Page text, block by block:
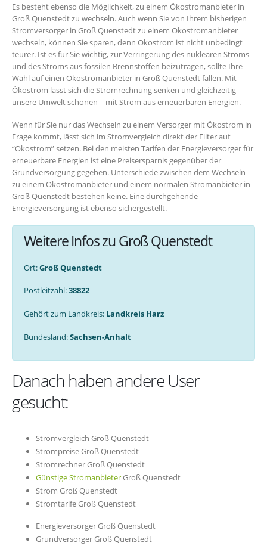
Es besteht ebenso die Möglichkeit, zu einem Ökostromanbieter in
Groß Quenstedt zu wechseln. Auch wenn Sie von Ihrem bisherigen
Stromversorger in Groß Quenstedt zu einem Ökostromanbieter
wechseln, können Sie sparen, denn Ökostrom ist nicht unbedingt
teurer. Ist es für Sie wichtig, zur Verringerung des nuklearen Stroms
und des Stroms aus fossilen Brennstoffen beizutragen, sollte Ihre
Wahl auf einen Ökostromanbieter in Groß Quenstedt fallen. Mit
Ökostrom lässt sich die Stromrechnung senken und gleichzeitig
unsere Umwelt schonen – mit Strom aus erneuerbaren Energien.
Wenn für Sie nur das Wechseln zu einem Versorger mit Ökostrom in
Frage kommt, lässt sich im Stromvergleich direkt der Filter auf
“Ökostrom” setzen. Bei den meisten Tarifen der Energieversorger für
erneuerbare Energien ist eine Preisersparnis gegenüber der
Grundversorgung gegeben. Unterschiede zwischen dem Wechseln
zu einem Ökostromanbieter und einem normalen Stromanbieter in
Groß Quenstedt bestehen keine. Eine durchgehende
Energieversorgung ist ebenso sichergestellt.
Weitere Infos zu Groß Quenstedt
Ort:Groß Quenstedt
Postleitzahl:38822
Gehört zum Landkreis: Landkreis Harz
Bundesland:Sachsen-Anhalt
Danach haben andere User
gesucht:
Stromvergleich Groß Quenstedt
Strompreise Groß Quenstedt
Stromrechner Groß Quenstedt
Günstige StromanbieterGroß Quenstedt
Strom Groß Quenstedt
Stromtarife Groß Quenstedt
Energieversorger Groß Quenstedt
Grundversorger Groß Quenstedt